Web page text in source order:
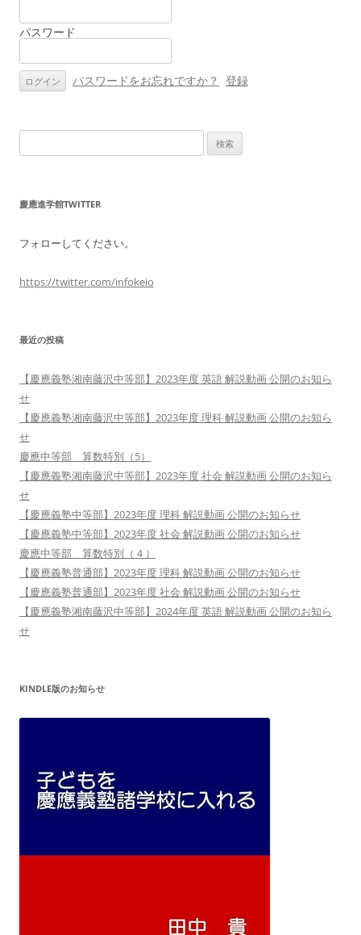
シ
ン
パスワード
パスワードをお忘れですか？ 登録
索:
慶應進学館TWITTER
フォローしてください。
https://twitter.com/infokeio
最近の投稿
【慶應義塾湘南藤沢中等部】2023年度 英語 解説動画 公開のお知ら
せ
【慶應義塾湘南藤沢中等部】2023年度 理科 解説動画 公開のお知ら
せ
慶應中等部 算数特別（5）
【慶應義塾湘南藤沢中等部】2023年度 社会 解説動画 公開のお知ら
せ
【慶應義塾中等部】2023年度 理科 解説動画 公開のお知らせ
【慶應義塾中等部】2023年度 社会 解説動画 公開のお知らせ
慶應中等部 算数特別（４）
【慶應義塾普通部】2023年度 理科 解説動画 公開のお知らせ
【慶應義塾普通部】2023年度 社会 解説動画 公開のお知らせ
【慶應義塾湘南藤沢中等部】2024年度 英語 解説動画 公開のお知ら
せ
KINDLE版のお知らせ